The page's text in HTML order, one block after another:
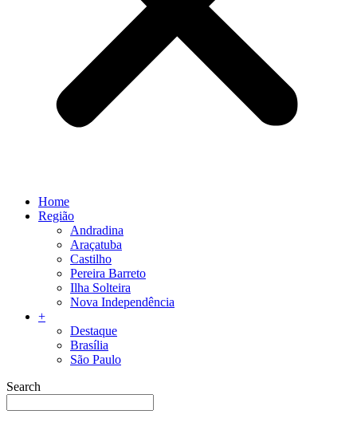
Home
Região
Andradina
Araçatuba
Castilho
Pereira Barreto
Ilha Solteira
Nova Independência
+
Destaque
Brasília
São Paulo
Search